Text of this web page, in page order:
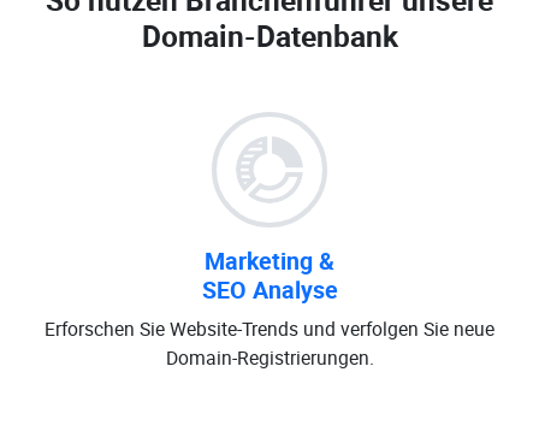
Domain-Datenbank
Marketing &
SEO Analyse
Erforschen Sie Website-Trends und verfolgen Sie neue
Domain-Registrierungen.